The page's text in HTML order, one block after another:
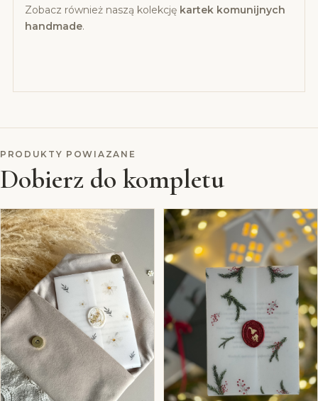
Zobacz również naszą kolekcję kartek komunijnych
handmade.
PRODUKTY POWIAZANE
Dobierz do kompletu